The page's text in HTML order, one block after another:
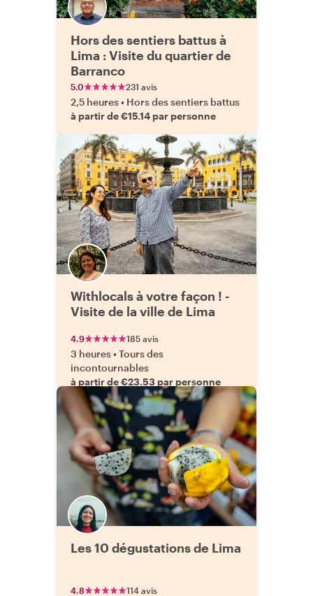
Hors des sentiers battus à
Lima : Visite du quartier de
Barranco
5.0 231 avis
2,5 heures• Hors des sentiers battus
à partir de €15.14 par personne
Withlocals à votre façon ! -
Visite de la ville de Lima
4.9 185 avis
3 heures•Tours des
incontournables
à partir de €23.53 par personne
Les 10 dégustations de Lima
4.8 114 avis